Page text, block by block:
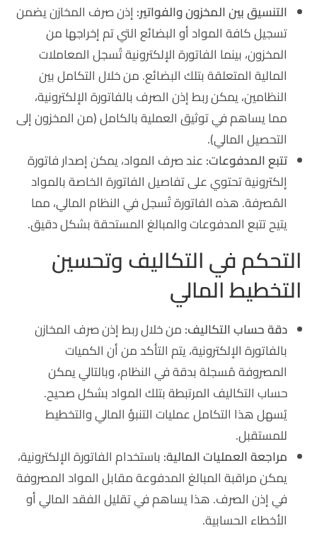
التنسيق بين المخزون والفواتير:إذن صرف المخازن يضمن
تسجيل كافة المواد أو البضائع التي تم إخراجها من
المخزون، بينما الفاتورة الإلكترونية تُسجل المعاملات
المالية المتعلقة بتلك البضائع. من خلال التكامل بين
النظامين، يمكن ربط إذن الصرف بالفاتورة الإلكترونية،
مما يساهم في توثيق العملية بالكامل (من المخزون إلى
التحصيل المالي).
تتبع المدفوعات:عند صرف المواد، يمكن إصدار فاتورة
إلكترونية تحتوي على تفاصيل الفاتورة الخاصة بالمواد
المُصرفة. هذه الفاتورة تُسجل في النظام المالي، مما
يتيح تتبع المدفوعات والمبالغ المستحقة بشكل دقيق.
التحكم في التكاليف وتحسين
التخطيط المالي
دقة حساب التكاليف:من خلال ربط إذن صرف المخازن
بالفاتورة الإلكترونية، يتم التأكد من أن الكميات
المصروفة مُسجلة بدقة في النظام، وبالتالي يمكن
حساب التكاليف المرتبطة بتلك المواد بشكل صحيح.
يُسهل هذا التكامل عمليات التنبؤ المالي والتخطيط
للمستقبل.
مراجعة العمليات المالية:باستخدام الفاتورة الإلكترونية،
يمكن مراقبة المبالغ المدفوعة مقابل المواد المصروفة
في إذن الصرف. هذا يساهم في تقليل الفقد المالي أو
الأخطاء الحسابية.